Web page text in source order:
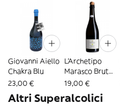
Giovanni Aiello
Chakra Blu
23,00 €
L'Archetipo
Marasco Brut
Nature
19,00 €
Altri Superalcolici